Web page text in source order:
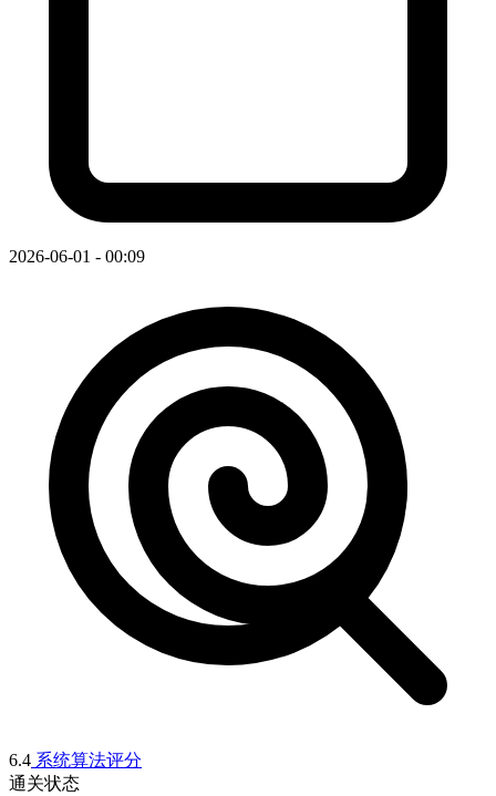
2026-06-01 - 00:09
6.4 系统算法评分
通关状态